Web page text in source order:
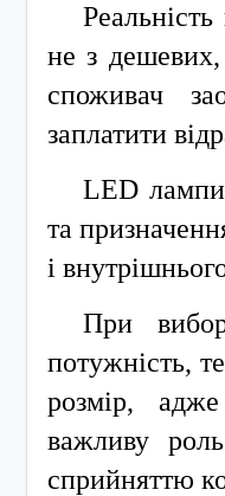
не з
споживач
заплатити
LED лампи
та
і
При
потужність,
розмір, адже
важливу
сприйняттю